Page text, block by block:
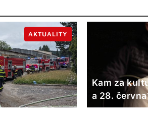
AKTUALITY
Kam za
a 28.